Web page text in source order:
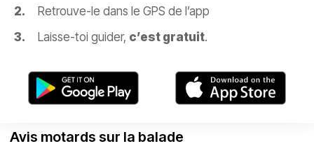
Retrouve-le dans le GPS de l’app
Laisse-toi guider, c’est gratuit.
Avis motards sur la balade